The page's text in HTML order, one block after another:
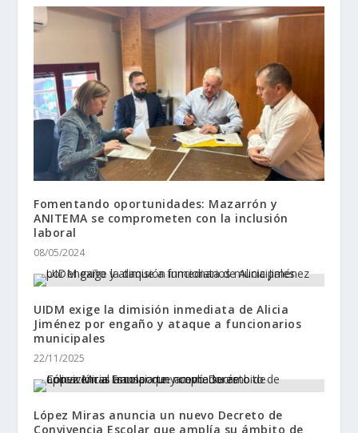
Fomentando oportunidades: Mazarrón y
ANITEMA se comprometen con la inclusión
laboral
08/05/2024
UIDM exige la dimisión inmediata de Alicia
Jiménez por engaño y ataque a funcionarios
municipales
22/11/2025
López Miras anuncia un nuevo Decreto de
Convivencia Escolar que amplía su ámbito de